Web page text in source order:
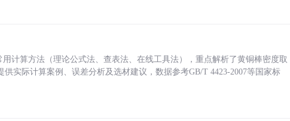
计算方法（理论公式法、查表法、在线工具法），重点解析了黄铜棒密度取
供实际计算案例、误差分析及选材建议，数据参考GB/T 4423-2007等国家标